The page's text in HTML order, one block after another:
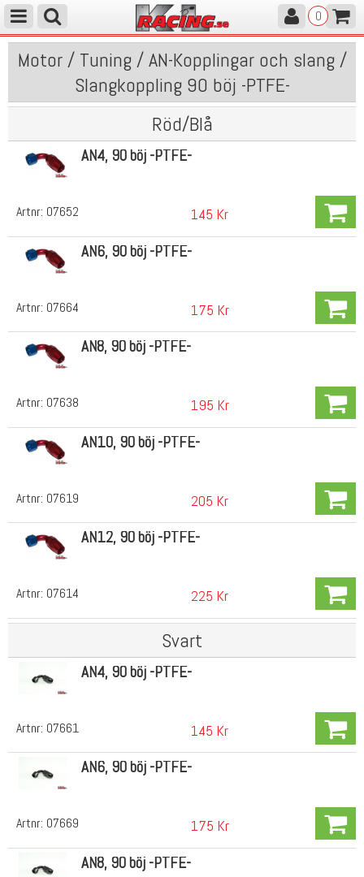
0
Motor / Tuning / AN-Kopplingar och slang /
Slangkoppling 90 böj -PTFE-
Röd/Blå
Artnr: 07652
AN4, 90 böj -PTFE-
145 Kr
Artnr: 07664
AN6, 90 böj -PTFE-
175 Kr
Artnr: 07638
AN8, 90 böj -PTFE-
195 Kr
Artnr: 07619
AN10, 90 böj -PTFE-
205 Kr
Artnr: 07614
AN12, 90 böj -PTFE-
225 Kr
Svart
Artnr: 07661
AN4, 90 böj -PTFE-
145 Kr
Artnr: 07669
AN6, 90 böj -PTFE-
175 Kr
AN8, 90 böj -PTFE-